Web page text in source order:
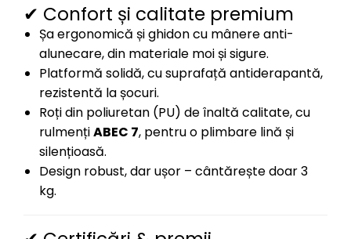
✔ Confort și calitate premium
Șa ergonomică și ghidon cu mânere anti-
alunecare, din materiale moi și sigure.
Platformă solidă, cu suprafață antiderapantă,
rezistentă la șocuri.
Roți din poliuretan (PU) de înaltă calitate, cu
rulmențiABEC 7, pentru o plimbare lină și
silențioasă.
Design robust, dar ușor – cântărește doar 3
kg.